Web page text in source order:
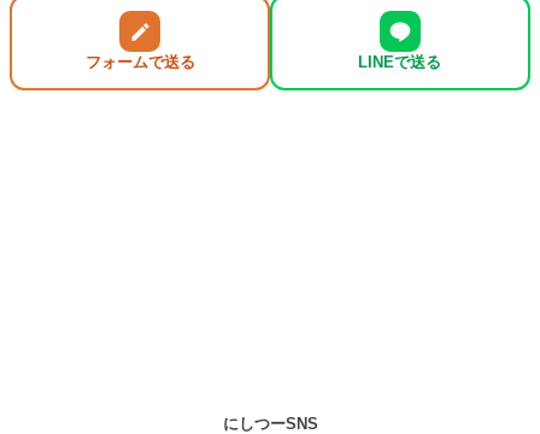
フォームで送る LINEで送る
にしつーSNS